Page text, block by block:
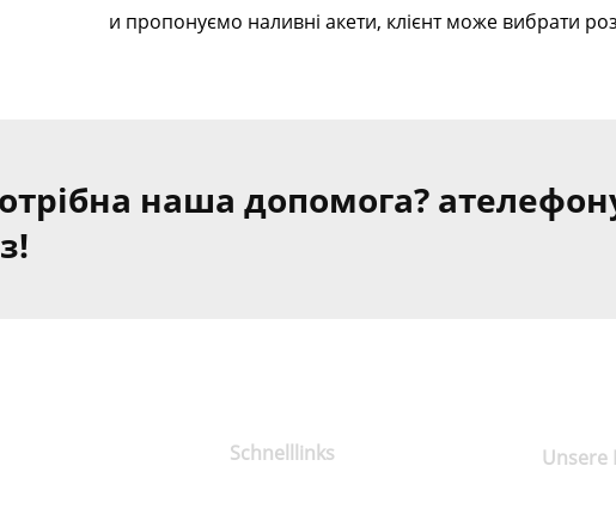
и пропонуємо наливні акети, клієнт може вибрати
наша допомога?
Schnelllinks Unsere